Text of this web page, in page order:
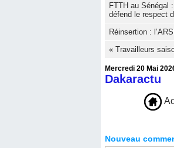
FTTH au Sénégal
défend le respect
Réinsertion :
« Travailleurs
Mercredi 20 Mai
Dakaractu
Nouveau